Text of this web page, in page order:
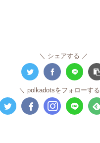
シェアする
polkadotsをフォローする